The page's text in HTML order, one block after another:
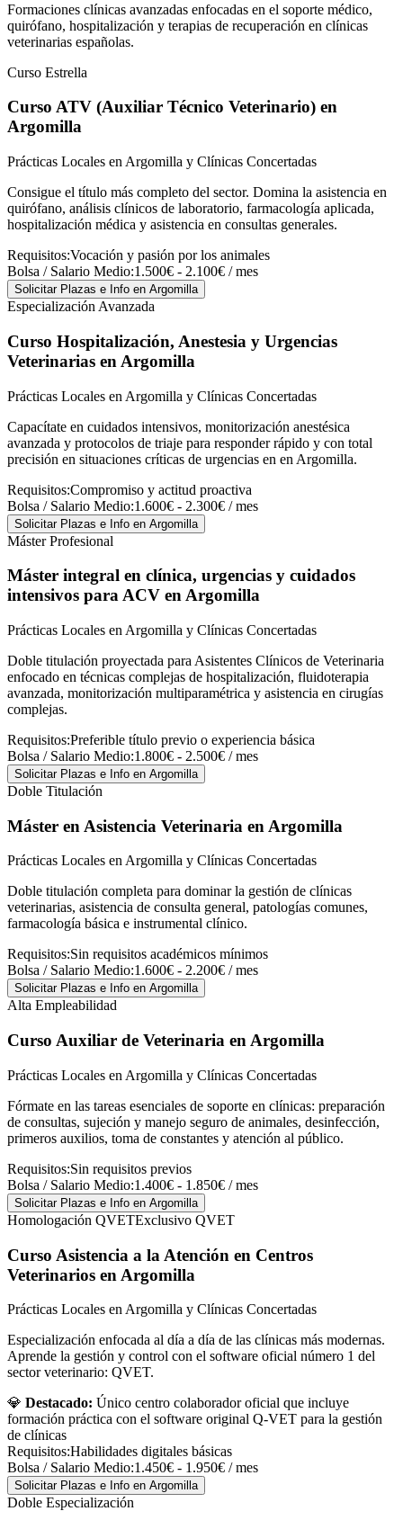
Formaciones clínicas avanzadas enfocadas en el soporte médico,
quirófano, hospitalización y terapias de recuperación en clínicas
veterinarias españolas.
Curso Estrella
Curso ATV (Auxiliar Técnico Veterinario) en
Argomilla
Prácticas Locales en Argomilla y Clínicas Concertadas
Consigue el título más completo del sector. Domina la asistencia en
quirófano, análisis clínicos de laboratorio, farmacología aplicada,
hospitalización médica y asistencia en consultas generales.
Requisitos:Vocación y pasión por los animales
Bolsa / Salario Medio:1.500€ - 2.100€ / mes
Solicitar Plazas e Info en Argomilla
Especialización Avanzada
Curso Hospitalización, Anestesia y Urgencias
Veterinarias en Argomilla
Prácticas Locales en Argomilla y Clínicas Concertadas
Capacítate en cuidados intensivos, monitorización anestésica
avanzada y protocolos de triaje para responder rápido y con total
precisión en situaciones críticas de urgencias en en Argomilla.
Requisitos:Compromiso y actitud proactiva
Bolsa / Salario Medio:1.600€ - 2.300€ / mes
Solicitar Plazas e Info en Argomilla
Máster Profesional
Máster integral en clínica, urgencias y cuidados
intensivos para ACV en Argomilla
Prácticas Locales en Argomilla y Clínicas Concertadas
Doble titulación proyectada para Asistentes Clínicos de Veterinaria
enfocado en técnicas complejas de hospitalización, fluidoterapia
avanzada, monitorización multiparamétrica y asistencia en cirugías
complejas.
Requisitos:Preferible título previo o experiencia básica
Bolsa / Salario Medio:1.800€ - 2.500€ / mes
Solicitar Plazas e Info en Argomilla
Doble Titulación
Máster en Asistencia Veterinaria en Argomilla
Prácticas Locales en Argomilla y Clínicas Concertadas
Doble titulación completa para dominar la gestión de clínicas
veterinarias, asistencia de consulta general, patologías comunes,
farmacología básica e instrumental clínico.
Requisitos:Sin requisitos académicos mínimos
Bolsa / Salario Medio:1.600€ - 2.200€ / mes
Solicitar Plazas e Info en Argomilla
Alta Empleabilidad
Curso Auxiliar de Veterinaria en Argomilla
Prácticas Locales en Argomilla y Clínicas Concertadas
Fórmate en las tareas esenciales de soporte en clínicas: preparación
de consultas, sujeción y manejo seguro de animales, desinfección,
primeros auxilios, toma de constantes y atención al público.
Requisitos:Sin requisitos previos
Bolsa / Salario Medio:1.400€ - 1.850€ / mes
Solicitar Plazas e Info en Argomilla
Homologación QVETExclusivo QVET
Curso Asistencia a la Atención en Centros
Veterinarios en Argomilla
Prácticas Locales en Argomilla y Clínicas Concertadas
Especialización enfocada al día a día de las clínicas más modernas.
Aprende la gestión y control con el software oficial número 1 del
sector veterinario: QVET.
💎 Destacado: Único centro colaborador oficial que incluye
formación práctica con el software original Q-VET para la gestión
de clínicas
Requisitos:Habilidades digitales básicas
Bolsa / Salario Medio:1.450€ - 1.950€ / mes
Solicitar Plazas e Info en Argomilla
Doble Especialización